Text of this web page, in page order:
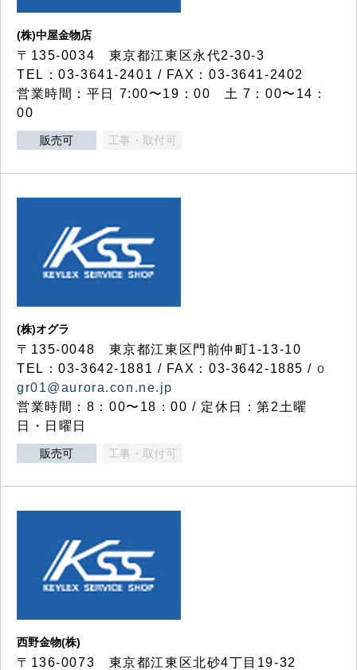
(株)中屋金物店
〒135-0034 東京都江東区永代2-30-3
TEL：03-3641-2401 / FAX：03-3641-2402
営業時間：平日 7:00〜19：00 土 7：00〜14：
00
販売可 工事・取付可
(株)オグラ
〒135-0048 東京都江東区門前仲町1-13-10
TEL：03-3642-1881 / FAX：03-3642-1885 / o
gr01@aurora.con.ne.jp
営業時間：8：00〜18：00 / 定休日：第2土曜
日・日曜日
販売可 工事・取付可
西野金物(株)
〒136-0073 東京都江東区北砂4丁目19-32